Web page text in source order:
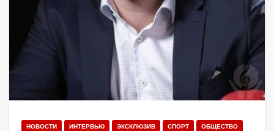
НОВОСТИ ИНТЕРВЬЮ ЭКСКЛЮЗИВ СПОРТ ОБЩЕСТВО